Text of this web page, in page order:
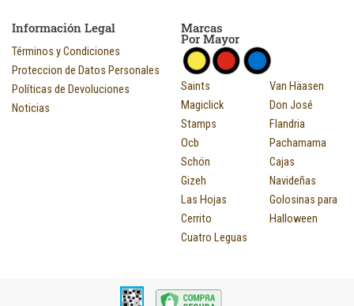
Información Legal
Términos y Condiciones
Proteccion de Datos Personales
Políticas de Devoluciones
Noticias
Marcas
Por Mayor
Saints
Magiclick
Stamps
Ocb
Schön
Gizeh
Las Hojas
Cerrito
Cuatro Leguas
Van Häasen
Don José
Flandria
Pachamama
Cajas
Navideñas
Golosinas para
Halloween